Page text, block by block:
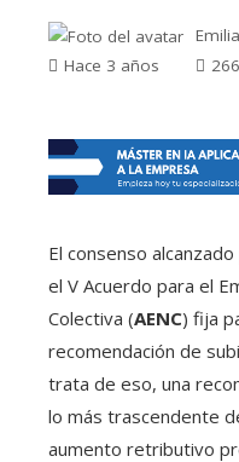
Hace 3 años
266
El consenso
el V Acuerdo para el
Colectiva (AENC) fija
recomendación de
trata de eso, una
lo más trascendente
aumento retributivo